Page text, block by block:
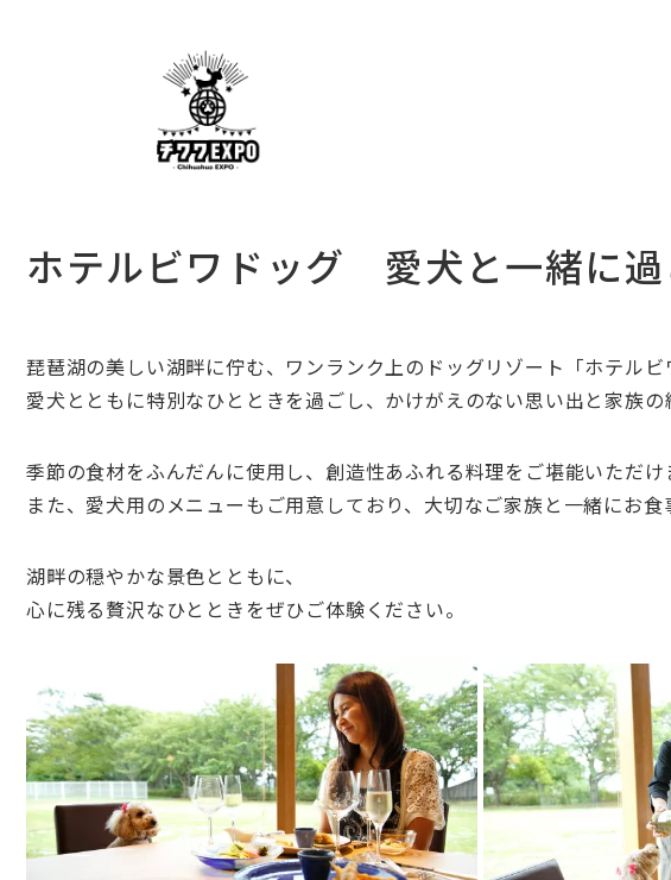
ホテルビワドッグ 愛犬と一緒に過
琵琶湖の美しい湖畔に佇む、ワンランク上のドッグリゾート「ホテルビ
愛犬とともに特別なひとときを過ごし、かけがえのない思い出と家族の
季節の食材をふんだんに使用し、創造性あふれる料理をご堪能いただけ
また、愛犬用のメニューもご用意しており、大切なご家族と一緒にお食
湖畔の穏やかな景色とともに、
心に残る贅沢なひとときをぜひご体験ください。